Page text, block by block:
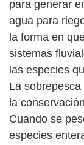
para generar
agua para
la forma en
sistemas
las especies
La
la
Cuando se
especies